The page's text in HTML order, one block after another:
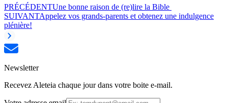
PRÉCÉDENTUne bonne raison de (re)lire la Bible
SUIVANTAppelez vos grands-parents et obtenez une indulgence
plénière!
Newsletter
Recevez Aleteia chaque jour dans votre boite e-mail.